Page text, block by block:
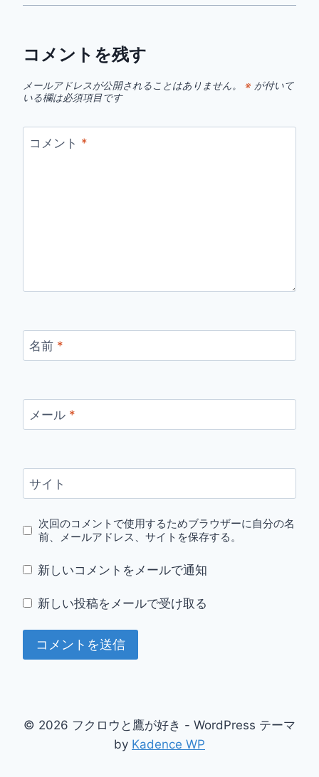
コメントを残す
メールアドレスが公開されることはありません。 ※ が付いて
いる欄は必須項目です
コメント *
名前 *
メール *
サイト
次回のコメントで使用するためブラウザーに自分の名
前、メールアドレス、サイトを保存する。
新しいコメントをメールで通知
新しい投稿をメールで受け取る
© 2026 フクロウと鷹が好き - WordPress テーマ
by Kadence WP